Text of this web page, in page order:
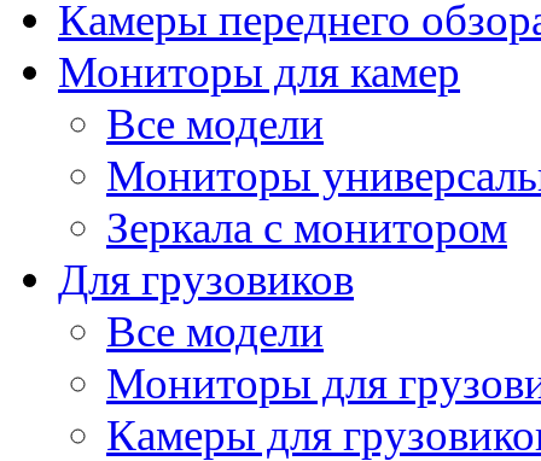
Камеры переднего
Мониторы для камер
Все модели
Мониторы
Зеркала с монитором
Для грузовиков
Все модели
Мониторы для
Камеры для